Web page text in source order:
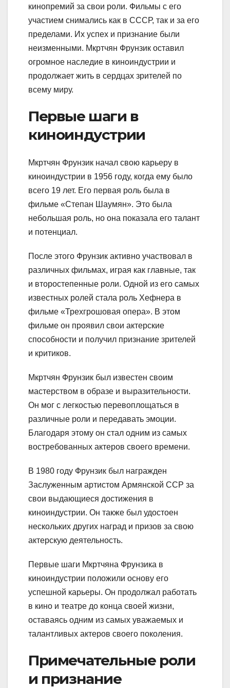
кинопремий за свои роли. Фильмы с его
участием снимались как в СССР, так и за его
пределами. Их успех и признание были
неизменными. Мкртчян Фрунзик оставил
огромное наследие в киноиндустрии и
продолжает жить в сердцах зрителей по
всему миру.
Первые шаги в
киноиндустрии
Мкртчян Фрунзик начал свою карьеру в
киноиндустрии в 1956 году, когда ему было
всего 19 лет. Его первая роль была в
фильме «Степан Шаумян». Это была
небольшая роль, но она показала его талант
и потенциал.
После этого Фрунзик активно участвовал в
различных фильмах, играя как главные, так
и второстепенные роли. Одной из его самых
известных ролей стала роль Хефнера в
фильме «Трехгрошовая опера». В этом
фильме он проявил свои актерские
способности и получил признание зрителей
и критиков.
Мкртчян Фрунзик был известен своим
мастерством в образе и выразительности.
Он мог с легкостью перевоплощаться в
различные роли и передавать эмоции.
Благодаря этому он стал одним из самых
востребованных актеров своего времени.
В 1980 году Фрунзик был награжден
Заслуженным артистом Армянской ССР за
свои выдающиеся достижения в
киноиндустрии. Он также был удостоен
нескольких других наград и призов за свою
актерскую деятельность.
Первые шаги Мкртчяна Фрунзика в
киноиндустрии положили основу его
успешной карьеры. Он продолжал работать
в кино и театре до конца своей жизни,
оставаясь одним из самых уважаемых и
талантливых актеров своего поколения.
Примечательные роли
и признание